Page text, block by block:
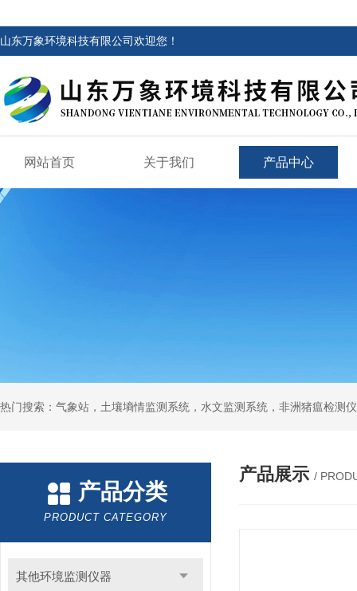
山东万象环境科技有限公司欢迎您！
网站首页 关于我们 产品中心
热门搜索：气象站，土壤墒情监测系统，水文监测系统，非洲猪瘟检测
产品分类
PRODUCT CATEGORY
其他环境监测仪器
产品展示 /